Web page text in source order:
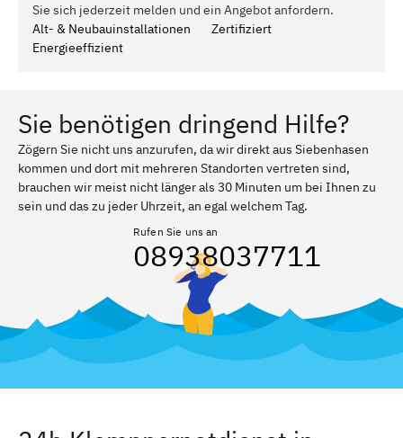
Sie sich jederzeit melden und ein Angebot anfordern.
Alt- & Neubauinstallationen
Zertifiziert
Energieeffizient
Sie benötigen dringend Hilfe?
Zögern Sie nicht uns anzurufen, da wir direkt aus Siebenhasen
kommen und dort mit mehreren Standorten vertreten sind,
brauchen wir meist nicht länger als 30 Minuten um bei Ihnen zu
sein und das zu jeder Uhrzeit, an egal welchem Tag.
Rufen Sie uns an
08938037711